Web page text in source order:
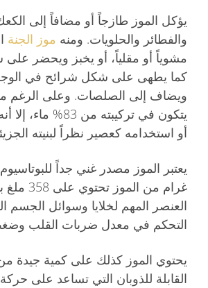
يؤكل الموز طازجاً أو مضافاً إلى
والفطائر والحلويات. ومنه موز الجنة
مشوياً أو مقلياً، أو يخبز ويحضر
كما يطهى على شكل شرائح في
ويضاف إلى الصلصات. وعلى الرغم
يتكون في تركيبته من
أو استخدامه كعصير نظراً لبنيته
غرام من
العنصر المهم لخلايا وسوائل الجسم
التحكم في معدل ضربات القلب
يحتوي الموز كذلك على كمية جيدة من
القابلة للذوبان التي تساعد على حركة